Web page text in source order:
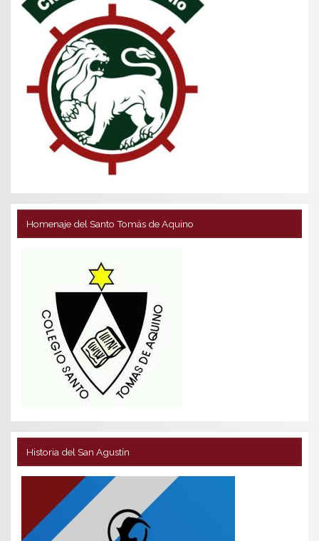
Homenaje del Santo Tomás de Aquino
Historia del San Agustín